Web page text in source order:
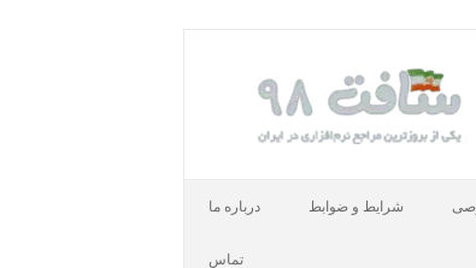
شرایط و ضوابط درباره ما
تماس